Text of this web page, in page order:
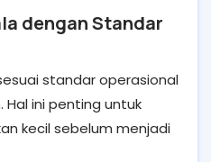
dengan Standar
standar operasional
ini penting untuk
kecil sebelum menjadi